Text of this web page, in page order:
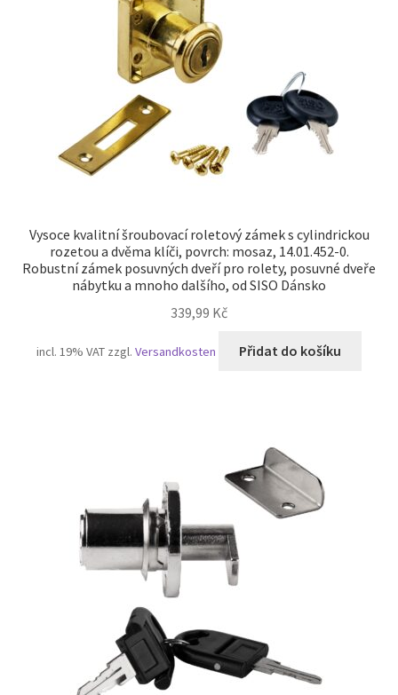
Vysoce kvalitní šroubovací roletový zámek s cylindrickou
rozetou a dvěma klíči, povrch: mosaz, 14.01.452-0.
Robustní zámek posuvných dveří pro rolety, posuvné dveře
nábytku a mnoho dalšího, od SISO Dánsko
339,99 Kč
incl. 19% VAT zzgl.Versandkosten Přidat do košíku